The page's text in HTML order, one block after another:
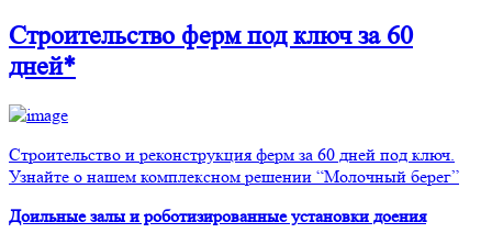
Строительство фермпод ключ за 60
дней*
Строительство и реконструкция ферм за 60 дней под ключ.
Узнайте о нашем комплексном решении “Молочный берег”
Доильные залы и роботизированные установки доения